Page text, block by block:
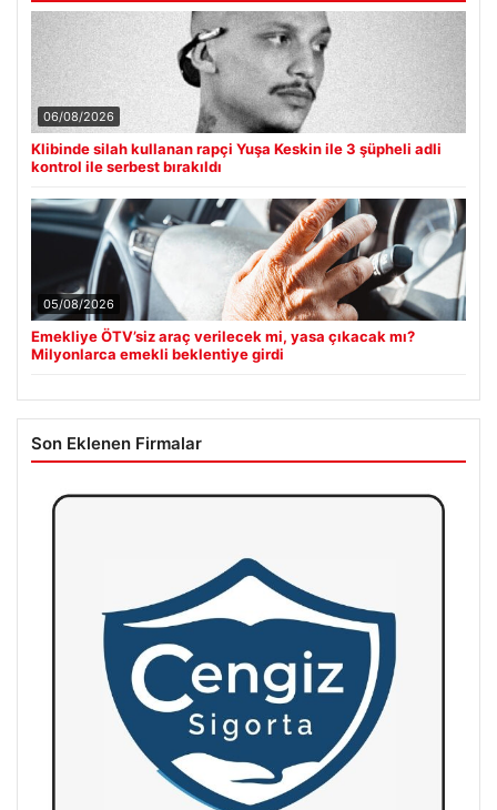
06/08/2026
Klibinde silah kullanan rapçi Yuşa Keskin ile 3 şüpheli adli
kontrol ile serbest bırakıldı
05/08/2026
Emekliye ÖTV’siz araç verilecek mi, yasa çıkacak mı?
Milyonlarca emekli beklentiye girdi
Son Eklenen Firmalar